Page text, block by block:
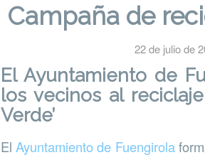
Campaña de
22 de julio de
El Ayuntamiento de
los vecinos al
Verde’
ElAyuntamiento de Fuengirola